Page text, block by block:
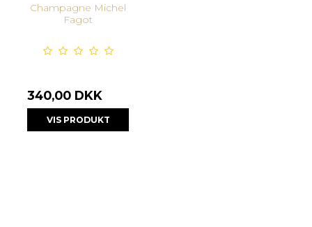
Champagne Michel
Fagot
340,00 DKK
VIS PRODUKT